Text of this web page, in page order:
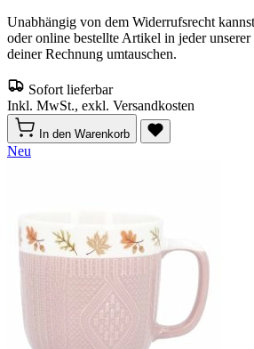
Unabhängig von dem Widerrufsrecht
oder online bestellte Artikel in jeder
deiner Rechnung umtauschen.
Sofort lieferbar
Inkl. MwSt., exkl. Versandkosten
In den Warenkorb
Neu